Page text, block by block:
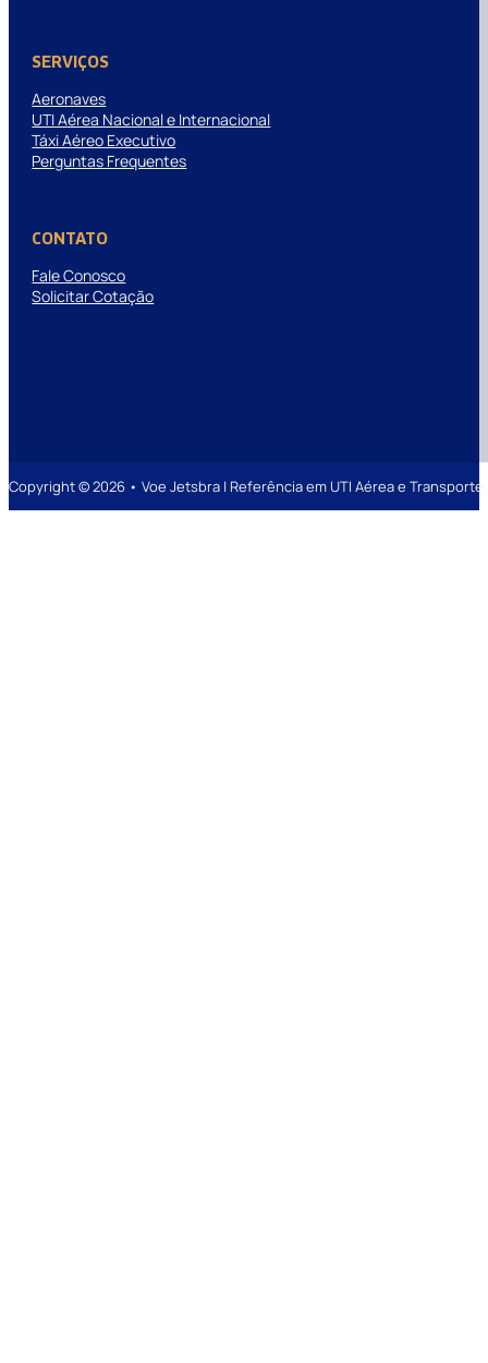
SERVIÇOS
Aeronaves
UTI Aérea Nacional e Internacional
Táxi Aéreo Executivo
Perguntas Frequentes
CONTATO
Fale Conosco
Solicitar Cotação
Copyright © 2026 • Voe Jetsbra | Referência em UTI Aérea e